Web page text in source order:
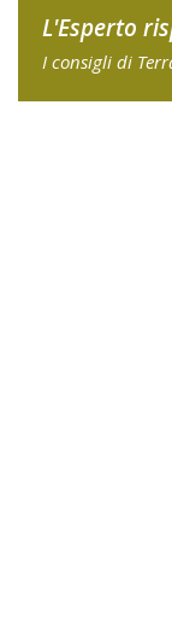
L'Esperto
I consigli di